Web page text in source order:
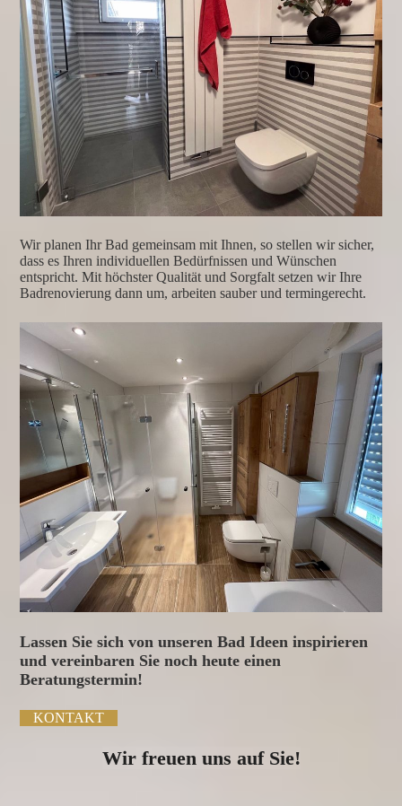
Wir planen Ihr Bad gemeinsam mit Ihnen, so stellen wir sicher,
dass es Ihren individuellen Bedürfnissen und Wünschen
entspricht.Mit höchster Qualität und Sorgfalt setzen wir Ihre
Badrenovierung dann um, arbeiten sauber und termingerecht.
Lassen Sie sich von unseren Bad Ideen inspirieren
und vereinbaren Sie noch heute einen
Beratungstermin!
KONTAKT
Wir freuen uns auf Sie!